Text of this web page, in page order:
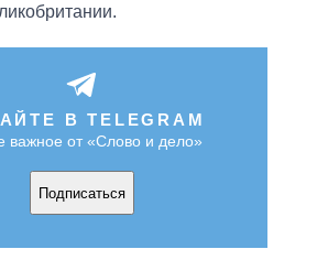
В TELEGRAM
важное от «Слово и дело»
Подписаться